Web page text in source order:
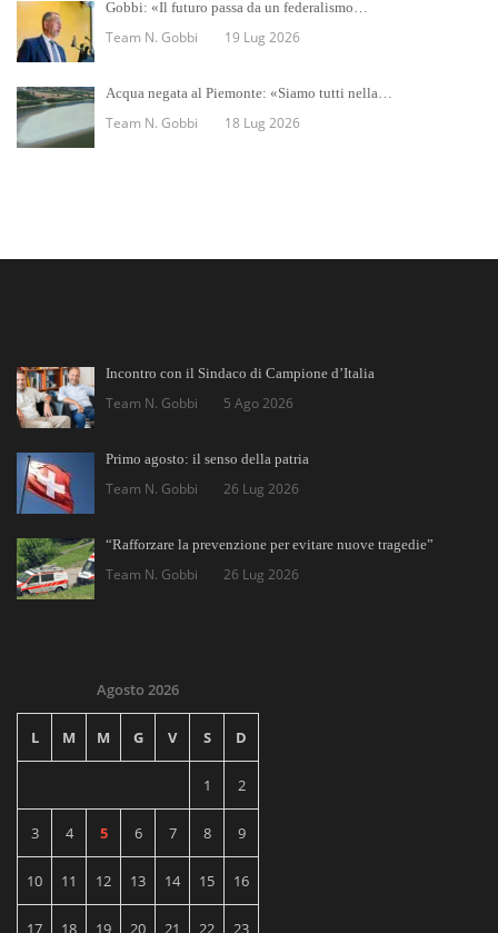
Gobbi: «Il futuro passa da un federalismo…
Team N. Gobbi 19 Lug 2026
Acqua negata al Piemonte: «Siamo tutti nella…
Team N. Gobbi 18 Lug 2026
Incontro con il Sindaco di Campione d’Italia
Team N. Gobbi 5 Ago 2026
Primo agosto: il senso della patria
Team N. Gobbi 26 Lug 2026
“Rafforzare la prevenzione per evitare nuove tragedie”
Team N. Gobbi 26 Lug 2026
Agosto 2026
L M M G V S D
1 2
3 4 5 6 7 8 9
10 11 12 13 14 15 16
17 18 19 20 21 22 23